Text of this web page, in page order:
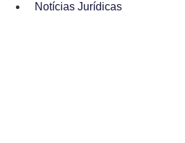
Notícias Jurídicas